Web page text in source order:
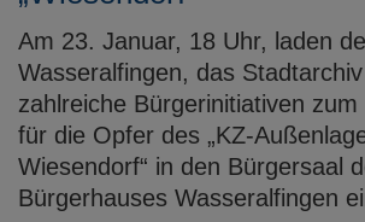
Am 23. Januar, 18 Uhr, laden
Wasseralfingen, das
zahlreiche Bürgerinitiativen zum
für die Opfer des „KZ-
Wiesendorf“ in den Bürgersaal
Bürgerhauses Wasseralfingen